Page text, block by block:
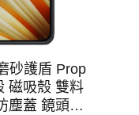
砂護盾 Prop
磁吸殼 雙料
塵蓋 鏡頭蓋